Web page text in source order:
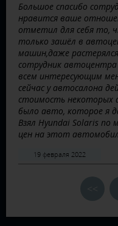
Большое спасибо
нравится ваше
отметил для себя то,
только зашёл в
машин,даже
сотрудник
всем интересующим
сейчас у автосалона
стоимость некоторых
было авто, которое я
Взял Hyundai Solaris по
цен на этот
19 февраля 2022
<<